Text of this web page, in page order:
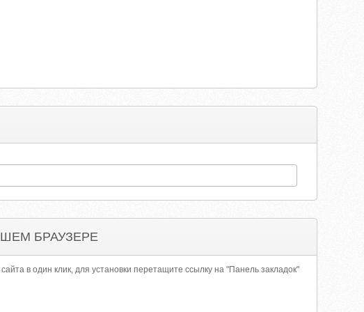
БРАУЗЕРЕ
в один клик, для установки перетащите ссылку на "Панель закладок"